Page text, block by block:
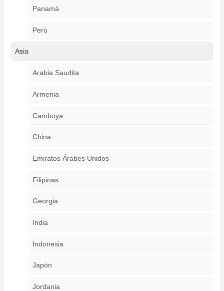
Panamá
Perú
Asia
Arabia Saudita
Armenia
Camboya
China
Emiratos Árabes Unidos
Filipinas
Georgia
India
Indonesia
Japón
Jordania